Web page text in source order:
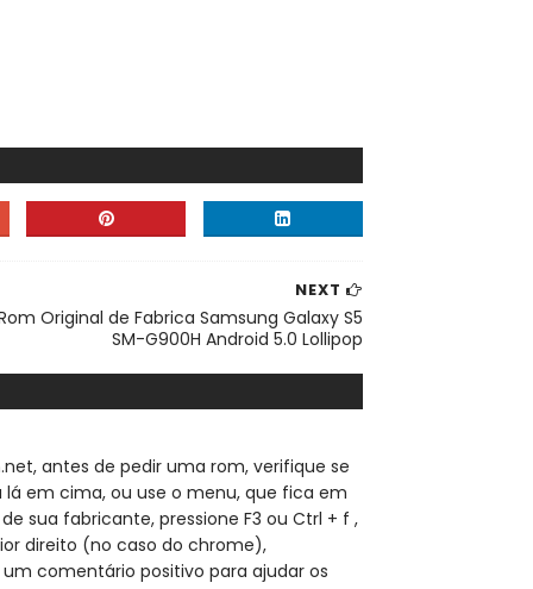
NEXT
Original de Fabrica Samsung Galaxy S5
SM-G900H Android 5.0 Lollipop
antes de pedir uma rom, verifique se
lá em cima, ou use o menu, que fica em
sua fabricante, pressione F3 ou Ctrl + f ,
direito (no caso do chrome),
comentário positivo para ajudar os